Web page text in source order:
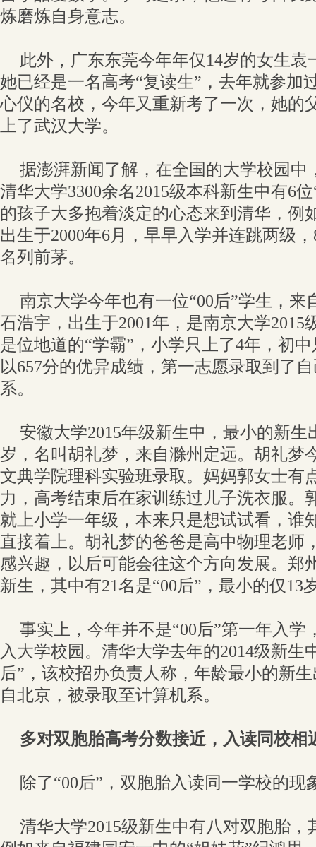
炼磨炼自身意志。
此外，广东东莞今年年仅14岁的女生袁
她已经是一名高考“复读生”，去年就参加
心仪的名校，今年又重新考了一次，她的
上了武汉大学。
据澎湃新闻了解，在全国的大学校园中
清华大学3300余名2015级本科新生中有6
的孩子大多抱着淡定的心态来到清华，例
出生于2000年6月，早早入学并连跳两级
名列前茅。
南京大学今年也有一位“00后”学生，来
石浩宇，出生于2001年，是南京大学2015
是位地道的“学霸”，小学只上了4年，初
以657分的优异成绩，第一志愿录取到了
系。
安徽大学2015年级新生中，最小的新生
岁，名叫胡礼梦，来自滁州定远。胡礼梦
文典学院理科实验班录取。妈妈郭女士有
力，高考结束后在家训练过儿子洗衣服。
就上小学一年级，本来只是想试试看，谁
直接着上。胡礼梦的爸爸是高中物理老师
感兴趣，以后可能会往这个方向发展。郑
新生，其中有21名是“00后”，最小的仅13
事实上，今年并不是“00后”第一年入学
入大学校园。清华大学去年的2014级新生
后”，该校招办负责人称，年龄最小的新
自北京，被录取至计算机系。
多对双胞胎高考分数接近，入读同校相
除了“00后”，双胞胎入读同一学校的现
清华大学2015级新生中有八对双胞胎